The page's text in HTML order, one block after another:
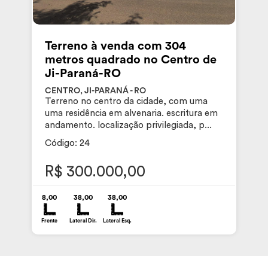
Terreno à venda com 304
metros quadrado no Centro de
Ji-Paraná-RO
CENTRO, JI-PARANÁ - RO
Terreno no centro da cidade, com uma
uma residência em alvenaria. escritura em
andamento. localização privilegiada, p...
Código: 24
R$ 300.000,00
8,00
Frente
38,00
Lateral Dir.
38,00
Lateral Esq.